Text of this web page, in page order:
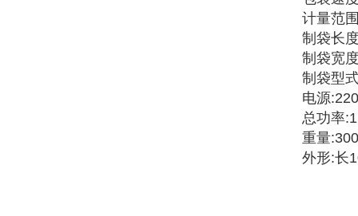
计量范
制袋长
制袋宽
制袋型
电源
总功率
重量
外形:长